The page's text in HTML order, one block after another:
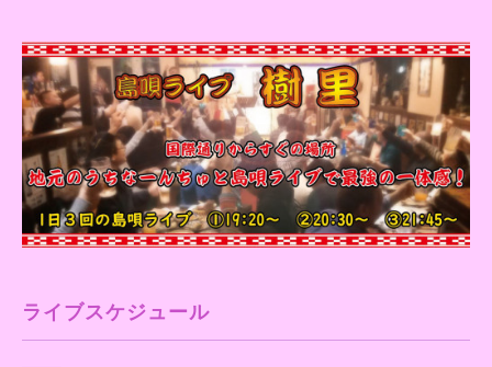
ライブスケジュール